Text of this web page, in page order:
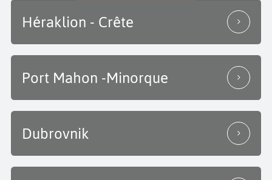
Héraklion - Crête
Port Mahon -Minorque
Dubrovnik